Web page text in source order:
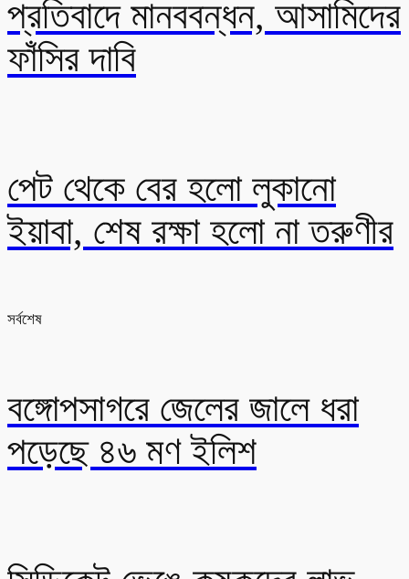
প্রতিবাদে মানববন্ধন, আসামিদের
ফাঁসির দাবি
পেট থেকে বের হলো লুকানো
ইয়াবা, শেষ রক্ষা হলো না তরুণীর
সর্বশেষ
বঙ্গোপসাগরে জেলের জালে ধরা
পড়েছে ৪৬ মণ ইলিশ